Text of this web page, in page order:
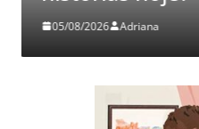
03/08/2026